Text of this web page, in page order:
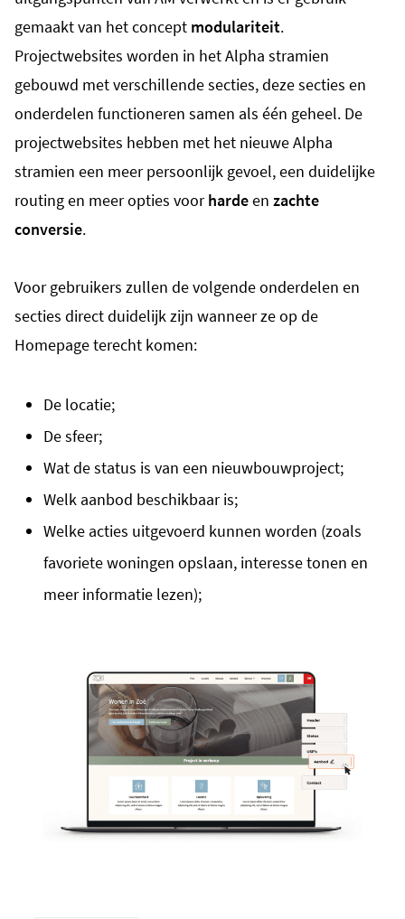
gemaakt van het concept modulariteit.
Projectwebsites worden in het Alpha stramien
gebouwd met verschillende secties, deze secties en
onderdelen functioneren samen als één geheel. De
projectwebsites hebben met het nieuwe Alpha
stramien een meer persoonlijk gevoel, een duidelijke
routing en meer opties voorhardeen zachte
conversie.
Voor gebruikers zullen de volgende onderdelen en
secties direct duidelijk zijn wanneer ze op de
Homepage terecht komen:
De locatie;
De sfeer;
Wat de status is van een nieuwbouwproject;
Welk aanbod beschikbaar is;
Welke acties uitgevoerd kunnen worden (zoals
favoriete woningen opslaan, interesse tonen en
meer informatie lezen);